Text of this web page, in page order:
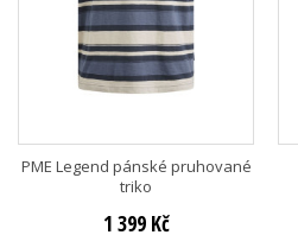
PME Legend pánské pruhované
triko
1 399 Kč